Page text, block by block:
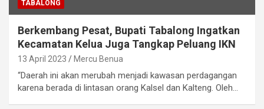
TABALONG
Berkembang Pesat, Bupati Tabalong Ingatkan
Kecamatan Kelua Juga Tangkap Peluang IKN
13 April 2023 Mercu Benua
“Daerah ini akan merubah menjadi kawasan perdagangan
karena berada di lintasan orang Kalsel dan Kalteng. Oleh…